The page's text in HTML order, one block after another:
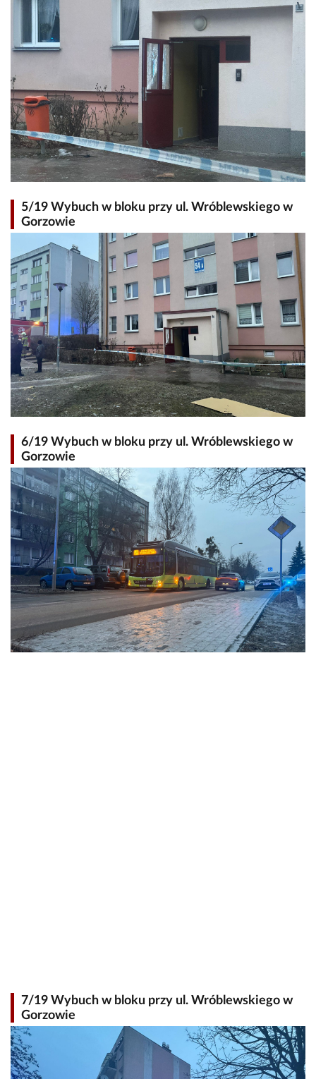
5/19 Wybuch w bloku przy ul. Wróblewskiego w
Gorzowie
6/19 Wybuch w bloku przy ul. Wróblewskiego w
Gorzowie
7/19 Wybuch w bloku przy ul. Wróblewskiego w
Gorzowie